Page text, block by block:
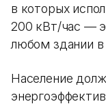
в которых
200 кВт/час —
любом здании
Население